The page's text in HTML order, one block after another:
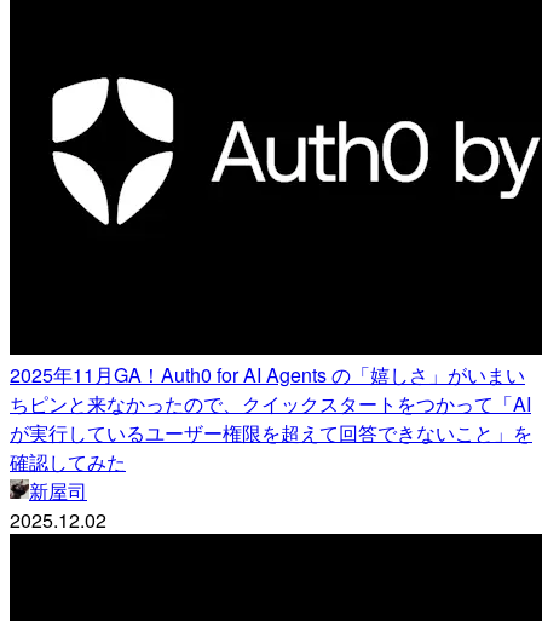
2025年11月GA！Auth0 for AI Agents の「嬉しさ」がいまい
ちピンと来なかったので、クイックスタートをつかって「AI
が実行しているユーザー権限を超えて回答できないこと」を
確認してみた
新屋司
2025.12.02